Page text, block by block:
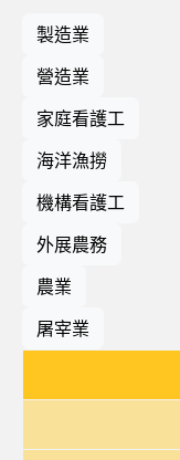
製造業
營造業
家庭看護工
海洋漁撈
機構看護工
外展農務
農業
屠宰業